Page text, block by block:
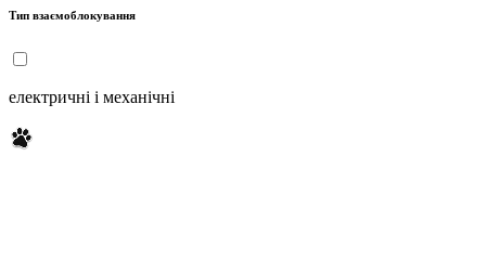
Тип взаємоблокування
електричні і механічні